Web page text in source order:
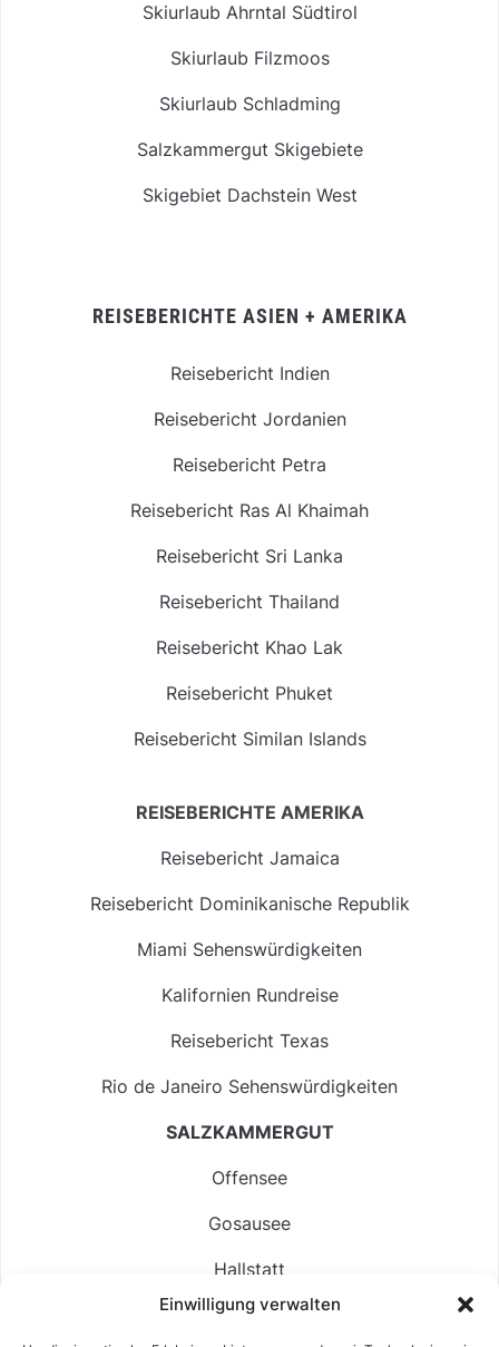
Einwilligung verwalten
Skiurlaub Ahrntal Südtirol
Skiurlaub Filzmoos
Skiurlaub Schladming
Salzkammergut Skigebiete
Skigebiet Dachstein West
REISEBERICHTE ASIEN + AMERIKA
Reisebericht Indien
Reisebericht Jordanien
Reisebericht Petra
Reisebericht Ras Al Khaimah
Reisebericht Sri Lanka
Reisebericht Thailand
Reisebericht Khao Lak
Reisebericht Phuket
Reisebericht Similan Islands
REISEBERICHTE AMERIKA
Reisebericht Jamaica
Reisebericht Dominikanische Republik
Miami Sehenswürdigkeiten
Kalifornien Rundreise
Reisebericht Texas
Rio de Janeiro Sehenswürdigkeiten
SALZKAMMERGUT
Offensee
Gosausee
Hallstatt
Langbathsee